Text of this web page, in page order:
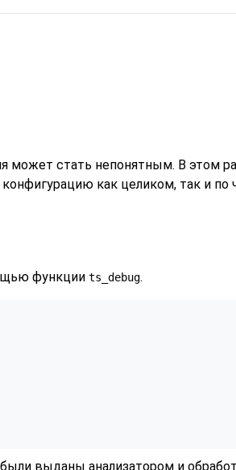
может стать непонятным. В этом
как целиком, так и по
функции ts_debug.
выданы анализатором и